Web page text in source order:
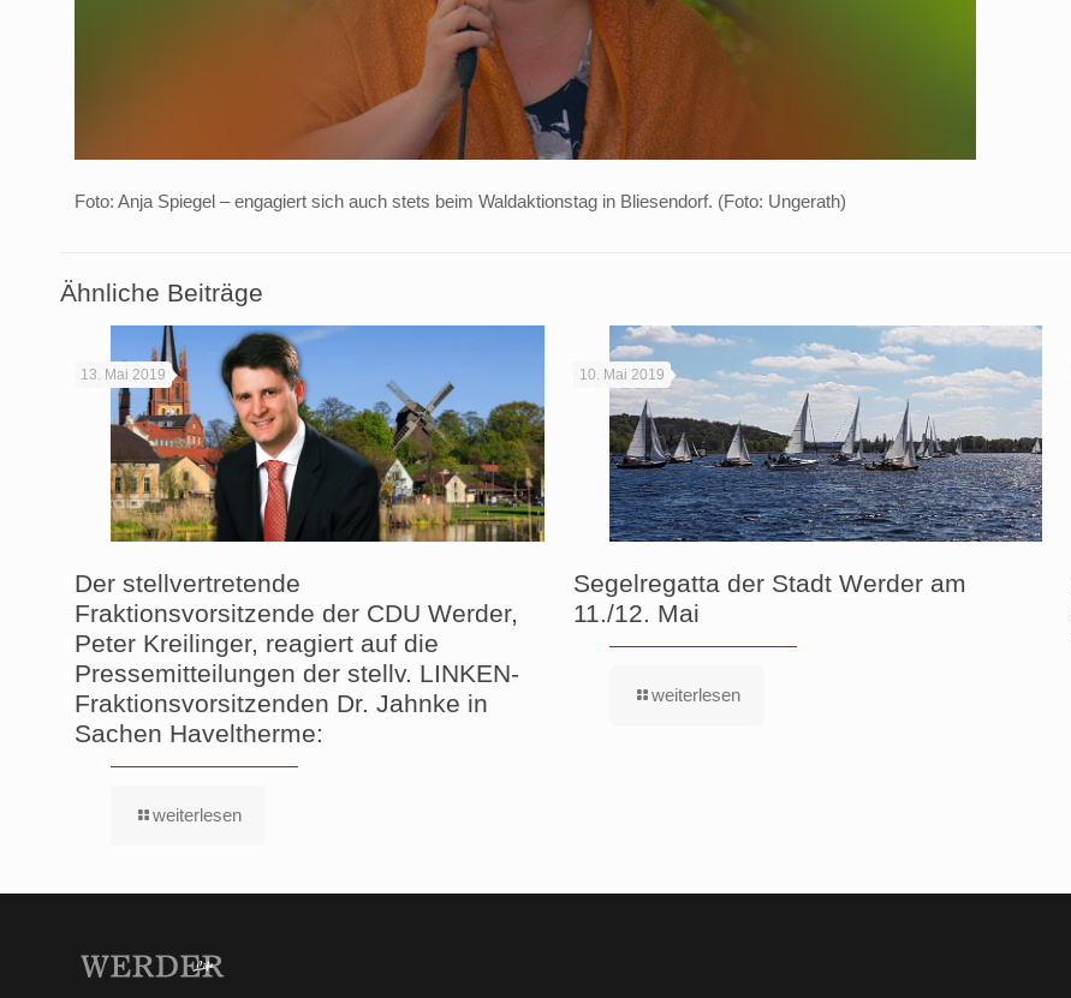
Foto: Anja Spiegel – engagiert sich auch stets beim Waldaktionstag in Bliesendorf. (Foto: Ungerath)
Ähnliche Beiträge
13. Mai 2019
Der stellvertretende
Fraktionsvorsitzende der CDU Werder,
Peter Kreilinger, reagiert auf die
Pressemitteilungen der stellv. LINKEN-
Fraktionsvorsitzenden Dr. Jahnke in
Sachen Haveltherme:
weiterlesen
10. Mai 2019
Segelregatta der Stadt Werder am
11./12. Mai
weiterlesen